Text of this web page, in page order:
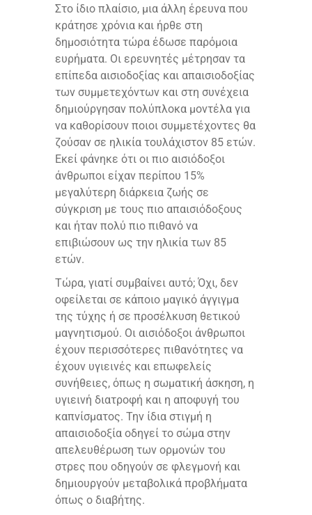
Στο ίδιο πλαίσιο, μια άλλη έρευνα που
κράτησε χρόνια και ήρθε στη
δημοσιότητα τώρα έδωσε παρόμοια
ευρήματα. Οι ερευνητές μέτρησαν τα
επίπεδα αισιοδοξίας και απαισιοδοξίας
των συμμετεχόντων και στη συνέχεια
δημιούργησαν πολύπλοκα μοντέλα για
να καθορίσουν ποιοι συμμετέχοντες θα
ζούσαν σε ηλικία τουλάχιστον 85 ετών.
Εκεί φάνηκε ότι οι πιο αισιόδοξοι
άνθρωποι είχαν περίπου 15%
μεγαλύτερη διάρκεια ζωής σε
σύγκριση με τους πιο απαισιόδοξους
και ήταν πολύ πιο πιθανό να
επιβιώσουν ως την ηλικία των 85
ετών.
Τώρα, γιατί συμβαίνει αυτό; Όχι, δεν
οφείλεται σε κάποιο μαγικό άγγιγμα
της τύχης ή σε προσέλκυση θετικού
μαγνητισμού. Οι αισιόδοξοι άνθρωποι
έχουν περισσότερες πιθανότητες να
έχουν υγιεινές και επωφελείς
συνήθειες, όπως η σωματική άσκηση, η
υγιεινή διατροφή και η αποφυγή του
καπνίσματος. Την ίδια στιγμή η
απαισιοδοξία οδηγεί το σώμα στην
απελευθέρωση των ορμονών του
στρες που οδηγούν σε φλεγμονή και
δημιουργούν μεταβολικά προβλήματα
όπως ο διαβήτης.